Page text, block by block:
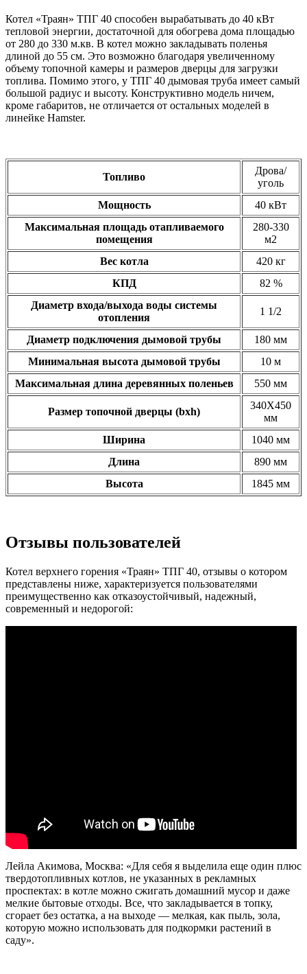
Котел «Траян» ТПГ 40 способен вырабатывать до 40 кВт
тепловой энергии, достаточной для обогрева дома площадью
от 280 до 330 м.кв. В котел можно закладывать поленья
длиной до 55 см. Это возможно благодаря увеличенному
объему топочной камеры и размеров дверцы для загрузки
топлива. Помимо этого, у ТПГ 40 дымовая труба имеет самый
большой радиус и высоту. Конструктивно модель ничем,
кроме габаритов, не отличается от остальных моделей в
линейке Hamster.
Топливо
Дрова/
уголь
Мощность
40 кВт
Максимальная площадь отапливаемого
помещения
280-330
м2
Вес котла
420 кг
КПД
82 %
Диаметр входа/выхода воды системы
отопления
1 1/2
Диаметр подключения дымовой трубы
180 мм
Минимальная высота дымовой трубы
10 м
Максимальная длина деревянных поленьев
550 мм
Размер топочной дверцы (bхh)
340Х450
мм
Ширина
1040 мм
Длина
890 мм
Высота
1845 мм
Отзывы пользователей
Котел верхнего горения «Траян» ТПГ 40, отзывы о котором
представлены ниже, характеризуется пользователями
преимущественно как отказоустойчивый, надежный,
современный и недорогой:
Лейла Акимова, Москва: «Для себя я выделила еще один плюс
твердотопливных котлов, не указанных в рекламных
проспектах: в котле можно сжигать домашний мусор и даже
мелкие бытовые отходы. Все, что закладывается в топку,
сгорает без остатка, а на выходе — мелкая, как пыль, зола,
которую можно использовать для подкормки растений в
саду».